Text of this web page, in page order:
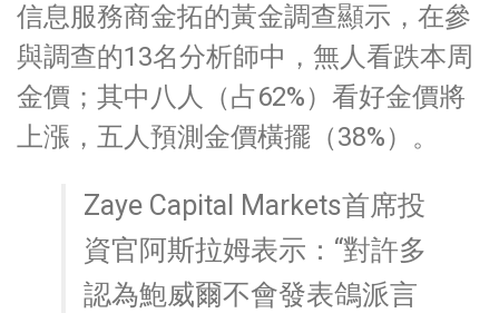
信息服務商金拓的黃金調查顯示，在參
與調查的13名分析師中，無人看跌本周
金價；其中八人（占62%）看好金價將
上漲，五人預測金價橫擺（38%）。
Zaye Capital Markets首席投
資官阿斯拉姆表示：“對許多
認為鮑威爾不會發表鴿派言